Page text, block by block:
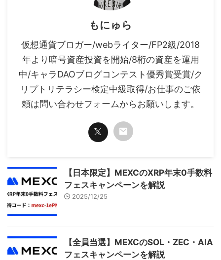
もにゅら
仮想通貨ブロガー/webライター/FP2級/2018
年より暗号資産投資を開始/8桁の資産を運用
中/キャラDAOブログコンテスト優秀賞受賞/ク
リプトリテラシー検定中級取得/お仕事のご依
頼は問い合わせフォームからお願いします。
【日本限定】MEXCのXRP年末0手数料
フェスキャンペーンを解説
2025/12/25
【全員当選】MEXCのSOL・ZEC・AIA
フェスキャンペーンを解説